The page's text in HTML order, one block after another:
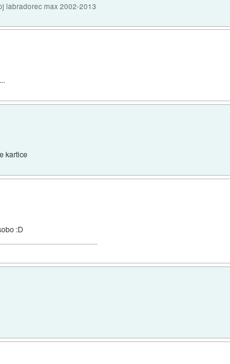
labradorec max 2002-2013
kartice
:D